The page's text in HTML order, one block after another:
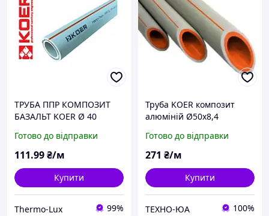
ТРУБА ППР КОМПОЗИТ
БАЗАЛЬТ KOER Ø 40
Готово до відправки
111.99₴/м
Купити
Thermo-Lux 99%
Труба KOER композит
алюміній Ø50х8,4
Готово до відправки
271 ₴/м
Купити
ТЕХНО-ЮА 100%